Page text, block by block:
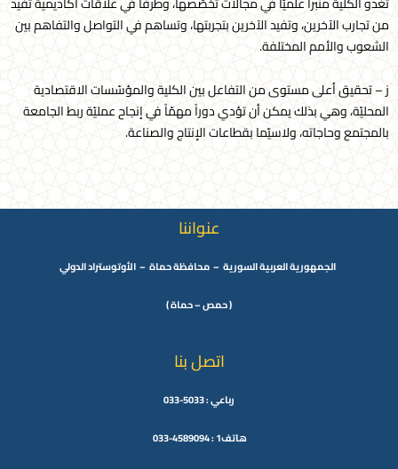
من تجارب الآخرين، وتفيد الآخرين بتجربتها، وتساهم في التواصل والتفاهم بين
الشعوب والأمم المختلفة.
ز – تحقيق أعلى مستوى من التفاعل بين الكلية والمؤسّسات الاقتصادية
المحليّة، وهي بذلك يمكن أن تؤدي دوراً مهمّاً في إنجاح عمليّة ربط الجامعة
بالمجتمع وحاجاته، ولاسيّما بقطاعات الإنتاج والصناعة.
عنواننا
الجمهورية العربية السورية – محافظة حماة – الأوتوستراد الدولي
( حمص – حماة )
اتصل بنا
رباعي : 5033-033
هاتف1 : 4589094-033